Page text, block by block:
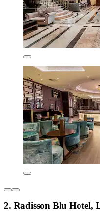
2. Radisson Blu Hotel,